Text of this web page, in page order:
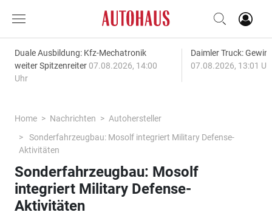
Duale Ausbildung: Kfz-Mechatronik
weiter Spitzenreiter 07.08.2026, 14:00
Uhr
Daimler Truck:
07.08.2026, 13:01
Home Nachrichten
Autohersteller
Sonderfahrzeugbau: Mosolf integriert Military Defense-
Aktivitäten
Sonderfahrzeugbau: Mosolf
integriert Military Defense-
Aktivitäten